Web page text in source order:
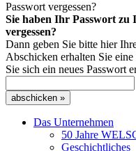
Passwort vergessen?
Sie haben Ihr Passwort
vergessen?
Dann geben Sie bitte hier
Abschicken erhalten Sie
Sie sich ein neues Passwort
abschicken »
Das Unternehmen
50 Jahre
Geschichtliches